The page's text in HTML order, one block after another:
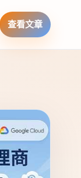
查看文章